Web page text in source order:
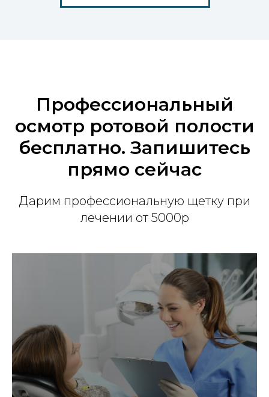
Профессиональный
осмотр ротовой полости
бесплатно. Запишитесь
прямо сейчас
Дарим профессиональную щетку при
лечении от 5000р